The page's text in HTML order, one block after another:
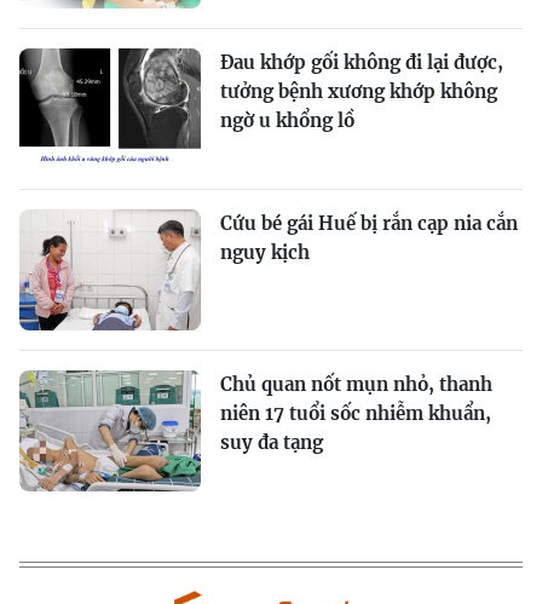
Đau khớp gối không đi lại được,
tưởng bệnh xương khớp không
ngờ u khổng lồ
Cứu bé gái Huế bị rắn cạp nia cắn
nguy kịch
Chủ quan nốt mụn nhỏ, thanh
niên 17 tuổi sốc nhiễm khuẩn,
suy đa tạng